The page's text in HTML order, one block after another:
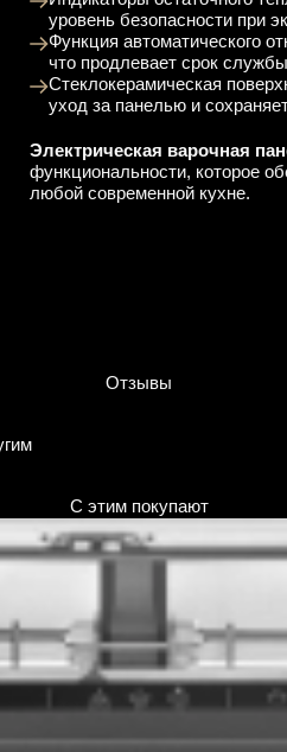
уровень безопасности при
Функция автоматического
что продлевает срок
Стеклокерамическая
уход за панелью и
Электрическая варочная
функциональности, которое
любой современной кухне.
Отзывы
С этим покупают